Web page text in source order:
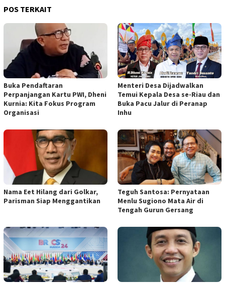
POS TERKAIT
Buka Pendaftaran
Perpanjangan Kartu PWI, Dheni
Kurnia: Kita Fokus Program
Organisasi
Menteri Desa Dijadwalkan
Temui Kepala Desa se-Riau dan
Buka Pacu Jalur di Peranap
Inhu
Nama Eet Hilang dari Golkar,
Parisman Siap Menggantikan
Teguh Santosa: Pernyataan
Menlu Sugiono Mata Air di
Tengah Gurun Gersang